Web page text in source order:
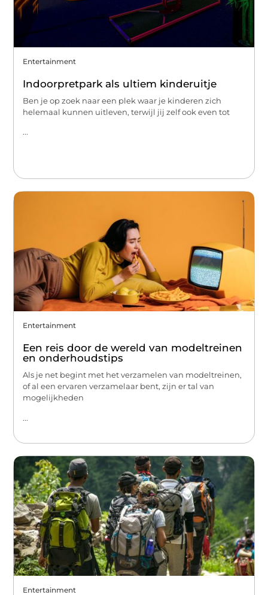
Entertainment
Indoorpretpark als ultiem kinderuitje
Ben je op zoek naar een plek waar je kinderen zich
helemaal kunnen uitleven, terwijl jij zelf ook even tot
...
Entertainment
Een reis door de wereld van modeltreinen
en onderhoudstips
Als je net begint met het verzamelen van modeltreinen,
of al een ervaren verzamelaar bent, zijn er tal van
mogelijkheden
...
Entertainment